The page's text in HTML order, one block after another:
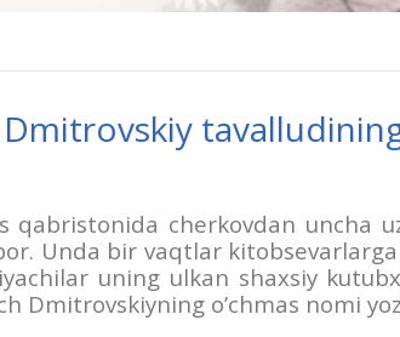
cherkovdan uncha
Unda bir vaqtlar kitobsevarlarga
uning ulkan shaxsiy
Dmitrovskiyning o’chmas nomi